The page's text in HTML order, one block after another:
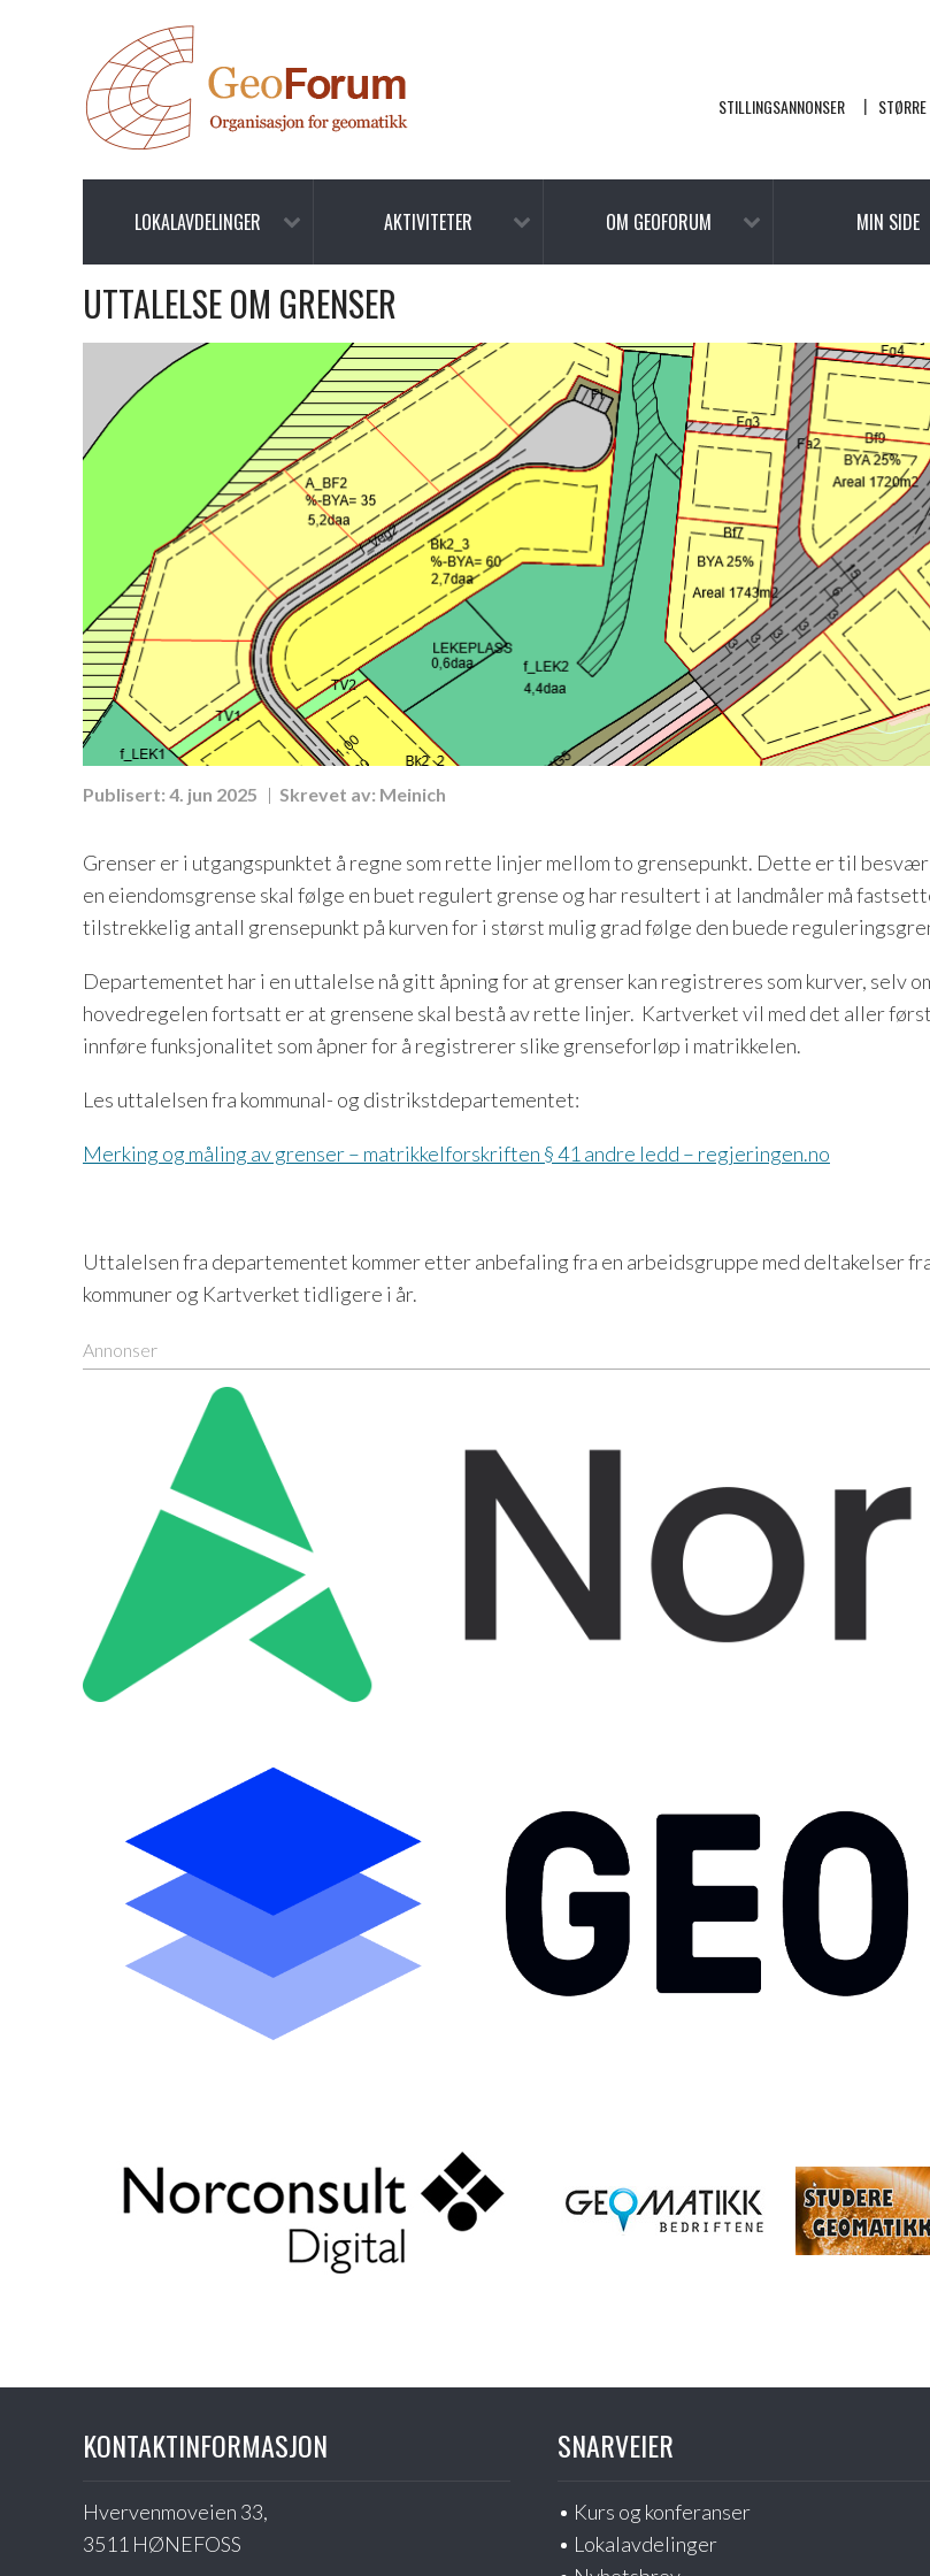
STILLINGSANNONSER
LOKALAVDELINGER AKTIVITETER OM GEOFORUM MIN SIDE
UTTALELSE OM GRENSER
Publisert: 4. jun 2025 Skrevet av: Meinich
Grenser er i utgangspunktet å regne som rette linjer mellom to grensepunkt. Dette er til
en eiendomsgrense skal følge en buet regulert grense og har resultert i at landmåler må
tilstrekkelig antall grensepunkt på kurven for i størst mulig grad følge den buede
Departementet har i en uttalelse nå gitt åpning for at grenser kan registreres som kurver, selv
hovedregelen fortsatt er at grensene skal bestå av rette linjer. Kartverket vil med det aller
innføre funksjonalitet som åpner for å registrerer slike grenseforløp i matrikkelen.
Les uttalelsen fra kommunal- og distrikstdepartementet:
Merking og måling av grenser – matrikkelforskriften § 41 andre ledd – regjeringen.no
Uttalelsen fra departementet kommer etter anbefaling fra en arbeidsgruppe med deltakelser
kommuner og Kartverket tidligere i år.
Annonser
KONTAKTINFORMASJON
Hvervenmoveien 33,
3511 HØNEFOSS
SNARVEIER
Kurs og konferanser
Lokalavdelinger